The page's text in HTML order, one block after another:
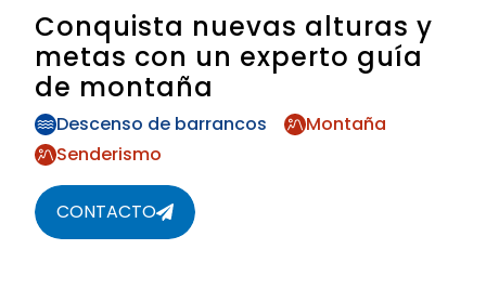
Conquista nuevas alturas y
metas con un experto guía
de montaña
Descenso de barrancos
Montaña
Senderismo
CONTACTO